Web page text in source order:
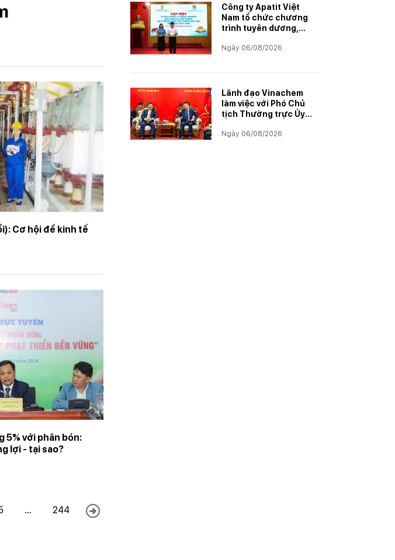
Cơ hội để kinh tế
5% với phân bón:
lợi - tại sao?
... 244
Công ty Apatit Việt
Nam tổ chức chương
trình tuyên dương,
CBCNVNLĐ có thành
năm học 2025–2026
Ngày 06/08/2026
Lãnh đạo Vinachem
làm việc với Phó Chủ
tịch Thường trực Ủy
Nam, thúc đẩy triển
Ngày 06/08/2026